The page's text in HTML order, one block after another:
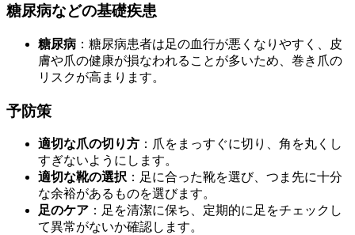
糖尿病などの基礎疾患
糖尿病 ：糖尿病患者は足の血行が悪くなりやすく、皮
膚や爪の健康が損なわれることが多いため、巻き爪の
リスクが高まります。
予防策
適切な爪の切り方 ：爪をまっすぐに切り、角を丸くし
すぎないようにします。
適切な靴の選択 ：足に合った靴を選び、つま先に十分
な余裕があるものを選びます。
足のケア ：足を清潔に保ち、定期的に足をチェックし
て異常がないか確認します。